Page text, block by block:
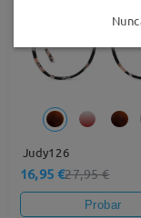
Judy126
16,95 €27,95 €
Probar